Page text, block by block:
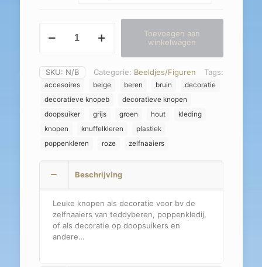
Knoopjes
Toevoegen aan
winkelwagen
SKU: N/B Categorie: Beeldjes/Figuren Tags:
accesoires beige beren bruin
decoratie
decoratieve knopeb
decoratieve knopen
doopsuiker
grijs groen hout
kleding
knopen
knuffelkleren
plastiek
poppenkleren
roze zelfnaaiers
Beschrijving
Leuke knopen als decoratie voor bv de
zelfnaaiers van teddyberen, poppenkledij,
of als decoratie op doopsuikers en
andere…